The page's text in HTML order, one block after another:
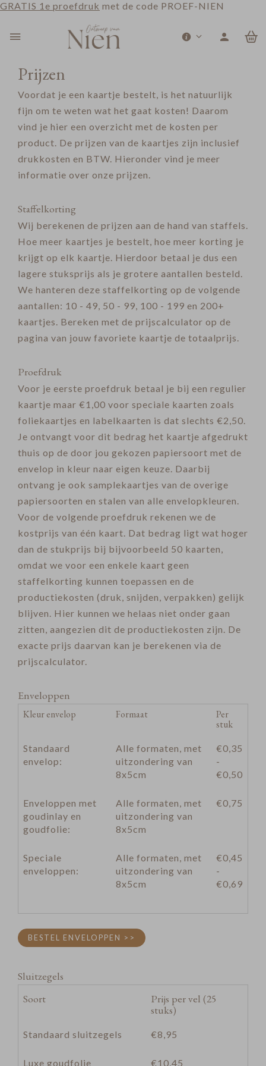
GRATIS 1e proefdruk met de code PROEF-NIEN
Prijzen
Voordat je een kaartje bestelt, is het natuurlijk
fijn om te weten wat het gaat kosten! Daarom
vind je hier een overzicht met de kosten per
product. De prijzen van de kaartjes zijn inclusief
drukkosten en BTW. Hieronder vind je meer
informatie over onze prijzen.
Staffelkorting
Wij berekenen de prijzen aan de hand van staffels.
Hoe meer kaartjes je bestelt, hoe meer korting je
krijgt op elk kaartje. Hierdoor betaal je dus een
lagere stuksprijs als je grotere aantallen besteld.
We hanteren deze staffelkorting op de volgende
aantallen: 10 - 49, 50 - 99, 100 - 199 en 200+
kaartjes. Bereken met de prijscalculator op de
pagina van jouw favoriete kaartje de totaalprijs.
Proefdruk
Voor je eerste proefdruk betaal je bij een regulier
kaartje maar €1,00 voor speciale kaarten zoals
foliekaartjes en labelkaarten is dat slechts €2,50.
Je ontvangt voor dit bedrag het kaartje afgedrukt
thuis op de door jou gekozen papiersoort met de
envelop in kleur naar eigen keuze. Daarbij
ontvang je ook samplekaartjes van de overige
papiersoorten en stalen van alle envelopkleuren.
Voor de volgende proefdruk rekenen we de
kostprijs van één kaart. Dat bedrag ligt wat hoger
dan de stukprijs bij bijvoorbeeld 50 kaarten,
omdat we voor een enkele kaart geen
staffelkorting kunnen toepassen en de
productiekosten (druk, snijden, verpakken) gelijk
blijven. Hier kunnen we helaas niet onder gaan
zitten, aangezien dit de productiekosten zijn. De
exacte prijs daarvan kan je berekenen via de
prijscalculator.
Enveloppen
Kleur envelop Formaat
Per
stuk
Standaard
envelop:
Alle formaten, met
uitzondering van
8x5cm
€0,35
-
€0,50
Enveloppen met
goudinlay en
goudfolie:
Alle formaten, met
uitzondering van
8x5cm
€0,75
Speciale
enveloppen:
Alle formaten, met
uitzondering van
8x5cm
€0,45
-
€0,69
BESTEL ENVELOPPEN >>
Sluitzegels
Soort
Prijs per vel (25
stuks)
Standaard sluitzegels €8,95
Luxe goudfolie €10,45